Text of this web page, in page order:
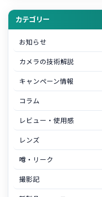
カテゴリー
お知らせ
カメラの技術解説
キャンペーン情報
コラム
レビュー・使用感
レンズ
噂・リーク
撮影記